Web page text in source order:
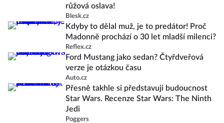
růžová oslava!
Blesk.cz
Kdyby to dělal muž, je to predátor! Proč
Madonně prochází o 30 let mladší milenci?
Reflex.cz
Ford Mustang jako sedan? Čtyřdveřová
verze je otázkou času
Auto.cz
Přesně takhle si představuji budoucnost
Star Wars. Recenze Star Wars: The Ninth
Jedi
Poggers